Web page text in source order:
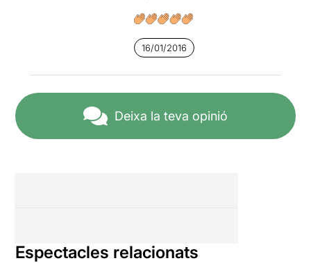
16/01/2016
Deixa la teva opinió
Espectacles relacionats